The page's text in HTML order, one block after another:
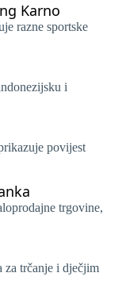
Karno
razne sportske
i
povijest
trgovine,
za trčanje i dječjim